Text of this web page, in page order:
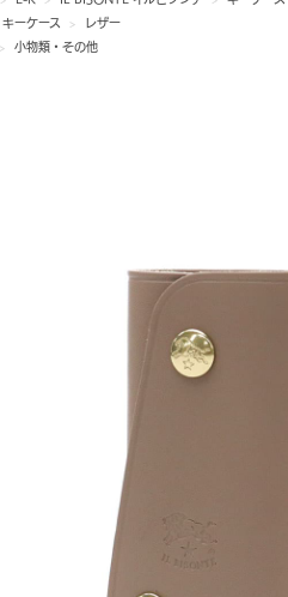
キーケース >
レザー
>
小物類・その他